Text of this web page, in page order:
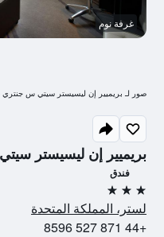
بريميير إن ليسيستر
فندق
3 نجوم
لستر، المملكة المتحدة
+44 871 527 8596
غرفة نوم
صور لـ بريميير إن ليسيستر سيتي س